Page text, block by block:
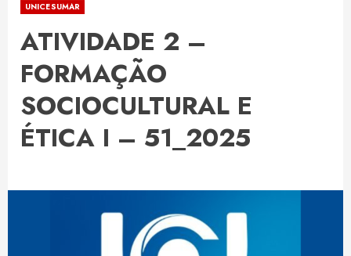
UNICESUMAR
ATIVIDADE 2 –
FORMAÇÃO
SOCIOCULTURAL E
ÉTICA I – 51_2025